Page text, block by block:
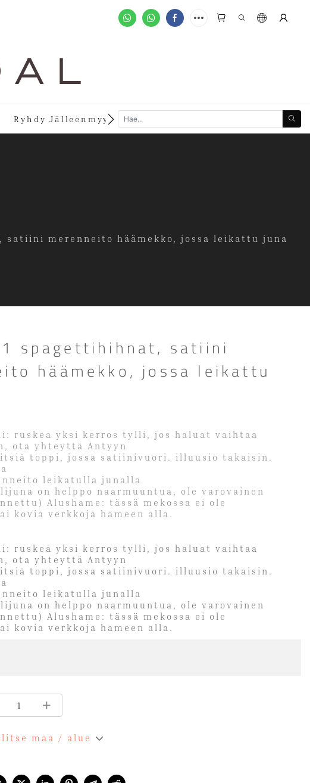
A L
Ryhdy Jälleenmyyjäksi new
satiini merenneito häämekko, jossa leikattu juna
spagettihihnat, satiini
häämekko, jossa leikattu
ruskea yksi kerros tylli, jos haluat vaihtaa
ota yhteyttä Antyyn
toppi, jossa satiinivuori. illuusio takaisin.
leikatulla junalla
on helppo naarmuuntua, ole varovainen
Alushame: tässä mekossa ei ole
kovia verkkoja hameen alla.
ruskea yksi kerros tylli, jos haluat vaihtaa
ota yhteyttä Antyyn
toppi, jossa satiinivuori. illuusio takaisin.
leikatulla junalla
on helppo naarmuuntua, ole varovainen
Alushame: tässä mekossa ei ole
kovia verkkoja hameen alla.
maa / alue